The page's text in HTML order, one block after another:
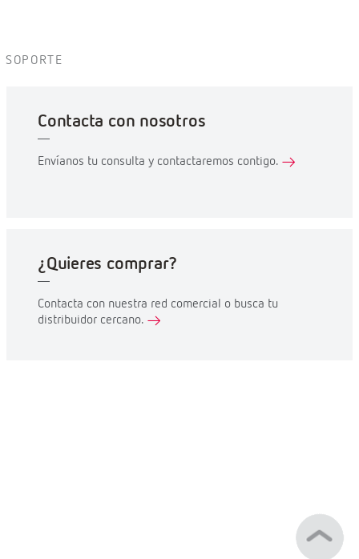
SOPORTE
Contacta con nosotros
Envíanos tu consulta y contactaremos contigo.
¿Quieres comprar?
Contacta con nuestra red comercial o busca tu
distribuidor cercano.